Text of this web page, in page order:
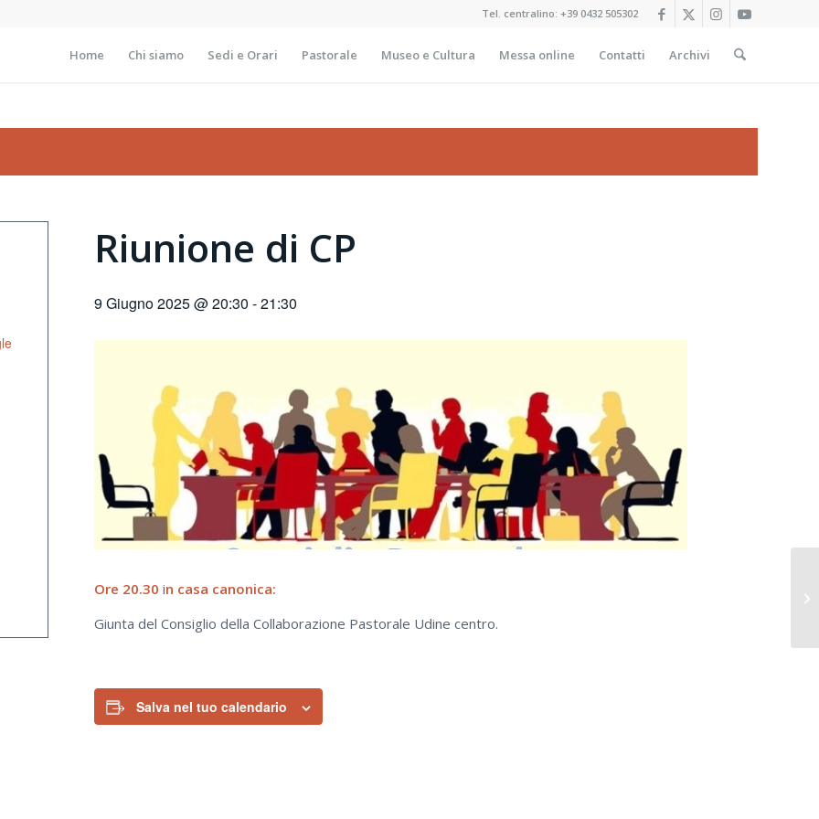
Tel. centralino: +39 0432 505302
Home Chi siamo Sedi e Orari Pastorale Museo e Cultura Messa online Contatti Archivi
Riunione di CP
9 Giugno 2025 @ 20:30 -21:30
Ore 20.30 in casa canonica:
Giunta del Consiglio della Collaborazione Pastorale Udine centro.
Salva nel tuo calendario